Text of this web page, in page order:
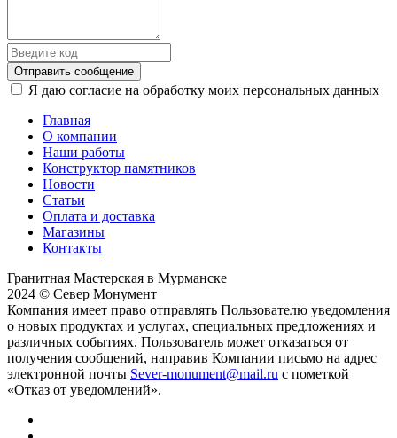
Отправить сообщение
Я даю согласие на обработку моих персональных данных
Главная
О компании
Наши работы
Конструктор памятников
Новости
Статьи
Оплата и доставка
Магазины
Контакты
Гранитная Мастерская в Мурманске
2024 © Север Монумент
Компания имеет право отправлять Пользователю уведомления
о новых продуктах и услугах, специальных предложениях и
различных событиях. Пользователь может отказаться от
получения сообщений, направив Компании письмо на адрес
электронной почты Sever-monument@mail.ru с пометкой
«Отказ от уведомлений».